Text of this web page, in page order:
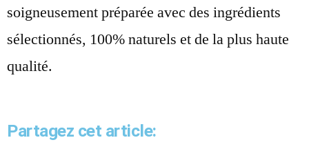
soigneusement préparée avec des ingrédients
sélectionnés, 100% naturels et de la plus haute
qualité.
Partagez cet article: